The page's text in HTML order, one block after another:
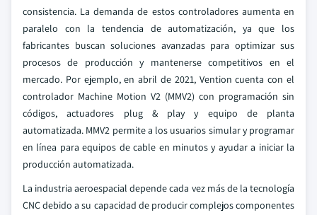
consistencia. La demanda de estos controladores aumenta en
paralelo con la tendencia de automatización, ya que los
fabricantes buscan soluciones avanzadas para optimizar sus
procesos de producción y mantenerse competitivos en el
mercado. Por ejemplo, en abril de 2021, Vention cuenta con el
controlador Machine Motion V2 (MMV2) con programación sin
códigos, actuadores plug & play y equipo de planta
automatizada. MMV2 permite a los usuarios simular y programar
en línea para equipos de cable en minutos y ayudar a iniciar la
producción automatizada.
La industria aeroespacial depende cada vez más de la tecnología
CNC debido a su capacidad de producir complejos componentes